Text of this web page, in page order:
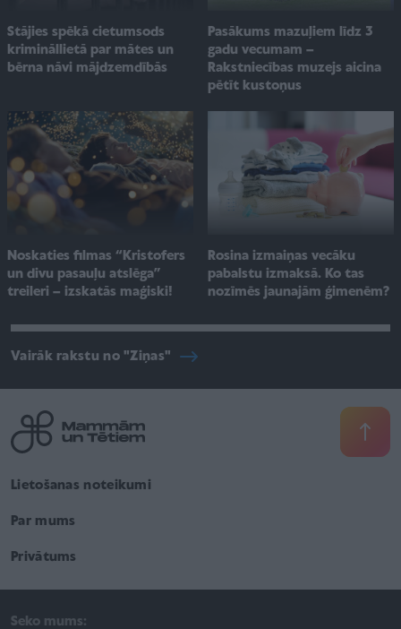
Stājies spēkā cietumsods
krimināllietā par mātes un
bērna nāvi mājdzemdībās
Pasākums mazuļiem līdz 3
gadu vecumam –
Rakstniecības muzejs aicina
pētīt kustoņus
Noskaties filmas “Kristofers
un divu pasauļu atslēga”
treileri – izskatās maģiski!
Rosina izmaiņas vecāku
pabalstu izmaksā. Ko tas
nozīmēs jaunajām ģimenēm?
Vairāk rakstu no "Ziņas"
Lietošanas noteikumi
Par mums
Privātums
Seko mums: